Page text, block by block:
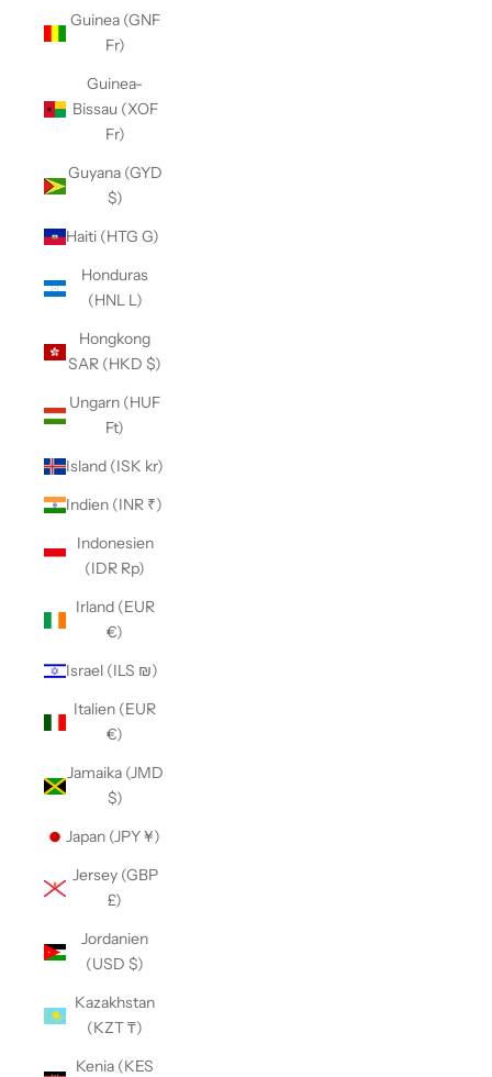
Guinea (GNF
Fr)
Guinea-
Bissau (XOF
Fr)
Guyana (GYD
$)
Haiti (HTG G)
Honduras
(HNL L)
Hongkong
SAR (HKD $)
Ungarn (HUF
Ft)
Island (ISK kr)
Indien (INR ₹)
Indonesien
(IDR Rp)
Irland (EUR
€)
Israel (ILS ₪)
Italien (EUR
€)
Jamaika (JMD
$)
Japan (JPY ¥)
Jersey (GBP
£)
Jordanien
(USD $)
Kazakhstan
(KZT ₸)
Kenia (KES